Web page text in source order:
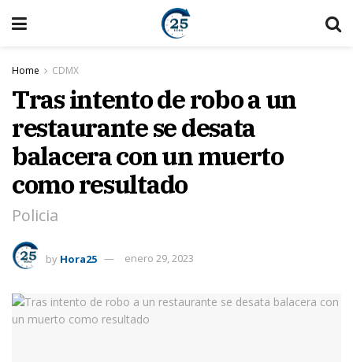
Home CDMX
Tras intento de robo a un
restaurante se desata
balacera con un muerto
como resultado
Policia
by Hora25 enero 29, 2023